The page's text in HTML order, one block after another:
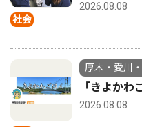
社会
2026.08.08
厚木・愛川・
「きよか
2026.08.08